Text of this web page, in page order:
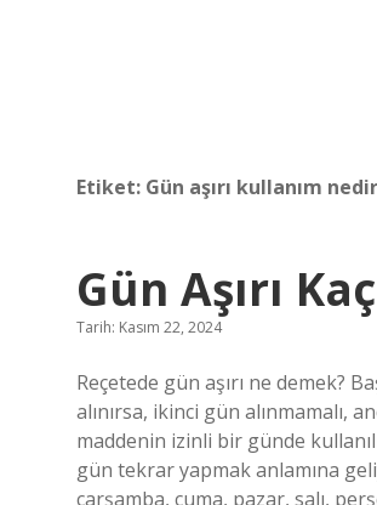
Etiket: Gün aşırı kullanım nedir
Gün Aşırı
Tarih: Kasım 22, 2024
Reçetede gün aşırı ne demek?
alınırsa, ikinci gün alınmamalı,
maddenin izinli bir günde
gün tekrar yapmak anlamına
çarşamba, cuma, pazar, salı,